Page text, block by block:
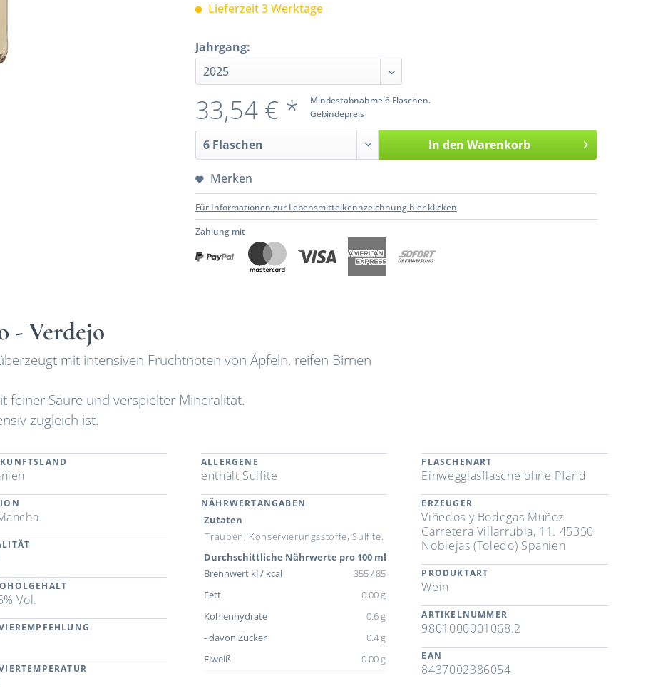
Lieferzeit 3 Werktage
Jahrgang:
Mindestabnahme 6 Flaschen.
Gebindepreis
33,54 € *
In den Warenkorb
Merken
Für Informationen zur Lebensmittelkennzeichnung hier klicken
Zahlung mit
- Verdejo
mit intensiven Fruchtnoten von Äpfeln, reifen Birnen
feiner Säure und verspielter Mineralität.
zugleich ist.
Vol.
ALLERGENE
enthält Sulfite
NÄHRWERTANGABEN
Zutaten
Trauben, Konservierungsstoffe, Sulfite.
Durchschittliche Nährwerte pro 100 ml
Brennwert kJ / kcal
355 / 85
Fett
0.00 g
Kohlenhydrate
0.6 g
- davon Zucker
0.4 g
Eiweiß
0.00 g
FLASCHENART
Einwegglasflasche ohne Pfand
ERZEUGER
Viñedos y Bodegas Muñoz.
Carretera Villarrubia, 11. 45350
Noblejas (Toledo) Spanien
PRODUKTART
Wein
ARTIKELNUMMER
9801000001068.2
EAN
8437002386054